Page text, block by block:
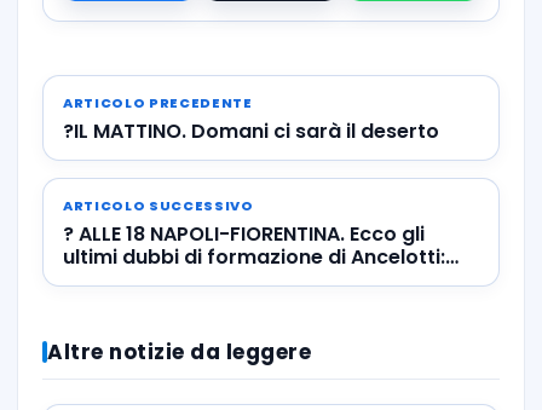
ARTICOLO PRECEDENTE
?IL MATTINO. Domani ci sarà il deserto
ARTICOLO SUCCESSIVO
? ALLE 18 NAPOLI-FIORENTINA. Ecco gli
ultimi dubbi di formazione di Ancelotti:
anche Malcuit tra i possibili titolari
Altre notizie da leggere